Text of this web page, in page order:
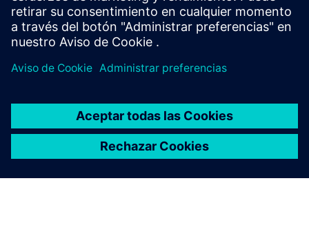
Automatización